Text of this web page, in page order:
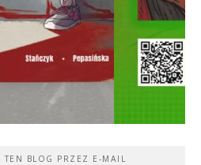
TEN BLOG PRZEZ E-MAIL